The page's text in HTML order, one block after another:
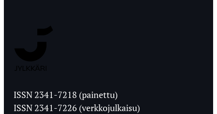
Ylioppilaslehti
ISSN 2341-7218 (painettu)
ISSN 2341-7226 (verkkojulkaisu)